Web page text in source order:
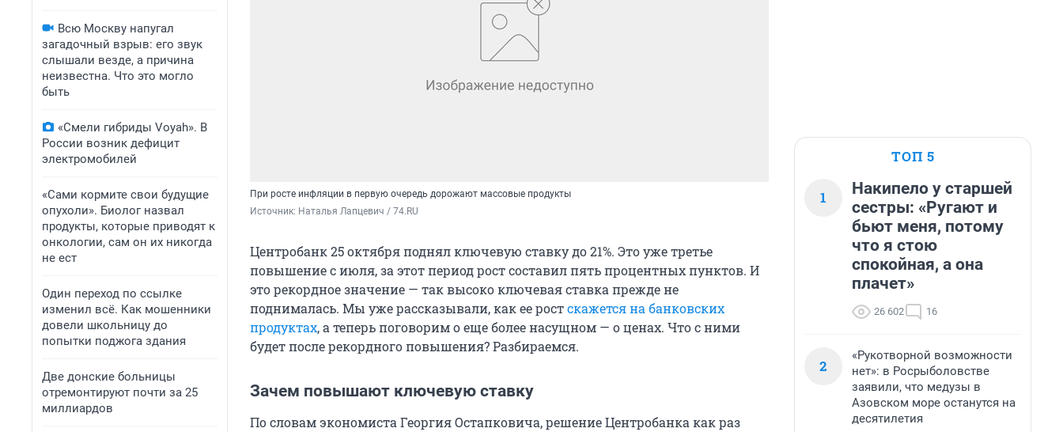
Всю Москву напугал
загадочный взрыв: его звук
слышали везде, а причина
неизвестна. Что это могло
быть
«Смели гибриды Voyah». В
России возник дефицит
электромобилей
«Сами кормите свои будущие
опухоли». Биолог назвал
продукты, которые приводят к
онкологии, сам он их никогда
не ест
Один переход по ссылке
изменил всё. Как мошенники
довели школьницу до
попытки поджога здания
Две донские больницы
отремонтируют почти за 25
миллиардов
При росте инфляции в первую очередь дорожают массовые продукты
Источник: Наталья Лапцевич / 74.RU
Центробанк 25 октября поднял ключевую ставку до 21%. Это уже третье
повышение с июля, за этот период рост составил пять процентных пунктов. И
это рекордное значение — так высоко ключевая ставка прежде не
поднималась. Мы уже рассказывали, как ее ростскажется на банковских
продуктах, а теперь поговорим о еще более насущном — о ценах. Что с ними
будет после рекордного повышения? Разбираемся.
Зачем повышают ключевую ставку
По словам экономиста Георгия Остапковича, решение Центробанка как раз
ТОП 5
1
Накипело у старшей
сестры: «Ругают и
бьют меня, потому
что я стою
спокойная, а она
плачет»
26 602 16
2
«Рукотворной возможности
нет»: в Росрыболовстве
заявили, что медузы в
Азовском море останутся на
десятилетия